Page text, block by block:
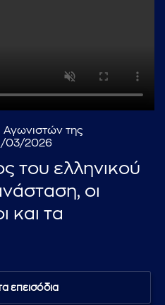
της
03/2026
του ελληνικού
οι
και τα
επεισόδια